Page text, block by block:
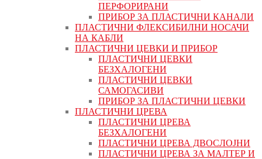
ПЕРФОРИРАНИ
ПРИБОР ЗА ПЛАСТИЧНИ КАНАЛИ
ПЛАСТИЧНИ ФЛЕКСИБИЛНИ НОСАЧИ
НА КАБЛИ
ПЛАСТИЧНИ ЦЕВКИ И ПРИБОР
ПЛАСТИЧНИ ЦЕВКИ
БЕЗХАЛОГЕНИ
ПЛАСТИЧНИ ЦЕВКИ
САМОГАСИВИ
ПРИБОР ЗА ПЛАСТИЧНИ ЦЕВКИ
ПЛАСТИЧНИ ЦРЕВА
ПЛАСТИЧНИ ЦРЕВА
БЕЗХАЛОГЕНИ
ПЛАСТИЧНИ ЦРЕВА ДВОСЛОЈНИ
ПЛАСТИЧНИ ЦРЕВА ЗА МАЛТЕР И